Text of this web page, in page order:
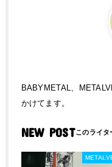
BABYMETAL、
かけてます。
NEW POST